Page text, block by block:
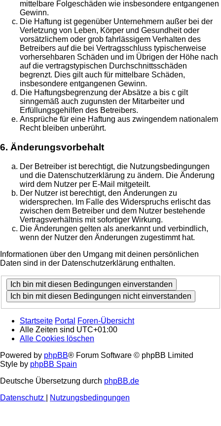
mittelbare Folgeschäden wie insbesondere entgangenen
Gewinn.
Die Haftung ist gegenüber Unternehmern außer bei der
Verletzung von Leben, Körper und Gesundheit oder
vorsätzlichem oder grob fahrlässigem Verhalten des
Betreibers auf die bei Vertragsschluss typischerweise
vorhersehbaren Schäden und im Übrigen der Höhe nach
auf die vertragstypischen Durchschnittsschäden
begrenzt. Dies gilt auch für mittelbare Schäden,
insbesondere entgangenen Gewinn.
Die Haftungsbegrenzung der Absätze a bis c gilt
sinngemäß auch zugunsten der Mitarbeiter und
Erfüllungsgehilfen des Betreibers.
Ansprüche für eine Haftung aus zwingendem nationalem
Recht bleiben unberührt.
6. Änderungsvorbehalt
Der Betreiber ist berechtigt, die Nutzungsbedingungen
und die Datenschutzerklärung zu ändern. Die Änderung
wird dem Nutzer per E-Mail mitgeteilt.
Der Nutzer ist berechtigt, den Änderungen zu
widersprechen. Im Falle des Widerspruchs erlischt das
zwischen dem Betreiber und dem Nutzer bestehende
Vertragsverhältnis mit sofortiger Wirkung.
Die Änderungen gelten als anerkannt und verbindlich,
wenn der Nutzer den Änderungen zugestimmt hat.
Informationen über den Umgang mit deinen persönlichen
Daten sind in der Datenschutzerklärung enthalten.
Startseite Portal Foren-Übersicht
Alle Zeiten sind UTC+01:00
Alle Cookies löschen
Powered by phpBB® Forum Software © phpBB Limited
Style by phpBB Spain
Deutsche Übersetzung durch phpBB.de
Datenschutz
Nutzungsbedingungen